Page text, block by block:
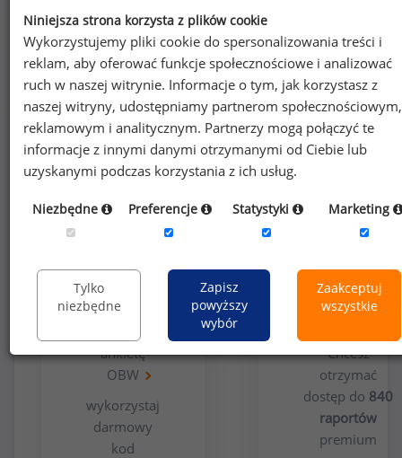
Jak uzyskać dostęp do raportu?
bezpłatna
ankietę
OBW
wykorzystaj
darmowy
kod
użytkowników
premium
Chcesz
otrzymać
dostęp do 840
raportów
premium
Niniejsza strona korzysta z plików cookie
Wykorzystujemy pliki cookie do spersonalizowania treści i
reklam, aby oferować funkcje społecznościowe i analizować
ruch w naszej witrynie. Informacje o tym, jak korzystasz z
naszej witryny, udostępniamy partnerom społecznościowym,
reklamowym i analitycznym. Partnerzy mogą połączyć te
informacje z innymi danymi otrzymanymi od Ciebie lub
uzyskanymi podczas korzystania z ich usług.
Niezbędne Preferencje Statystyki Marketing
Tylko
niezbędne
Zapisz
powyższy
wybór
Zaakceptuj
wszystkie